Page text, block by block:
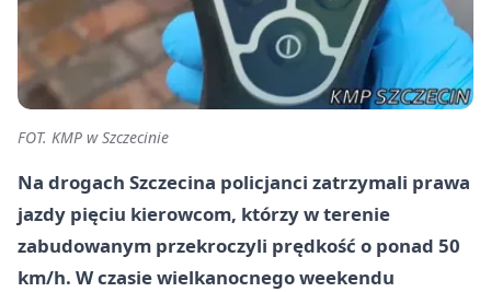
FOT. KMP w Szczecinie
Na drogach Szczecina policjanci zatrzymali prawa
jazdy pięciu kierowcom, którzy w terenie
zabudowanym przekroczyli prędkość o ponad 50
km/h. W czasie wielkanocnego weekendu